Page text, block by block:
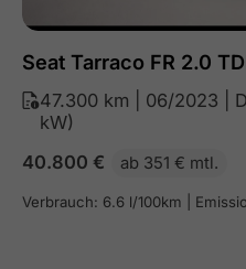
Seat Tarraco FR 2.0
47.300 km | 06/2023 |
kW)
40.800€ ab 351 € mtl.
Verbrauch: 6.6 l/100km |